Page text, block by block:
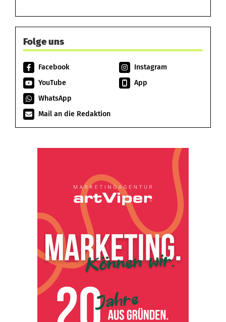
Folge uns
Facebook
Instagram
YouTube
App
WhatsApp
Mail an die Redaktion